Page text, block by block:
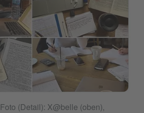
Foto (Detail): X@belle (oben),